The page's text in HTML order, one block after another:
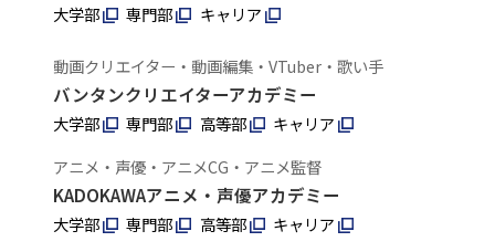
大学部 専門部 キャリア
動画クリエイター・動画編集・VTuber・歌い手
バンタンクリエイターアカデミー
大学部 専門部 高等部
キャリア
アニメ・声優・アニメCG・アニメ監督
KADOKAWAアニメ・声優アカデミー
大学部 専門部 高等部
キャリア